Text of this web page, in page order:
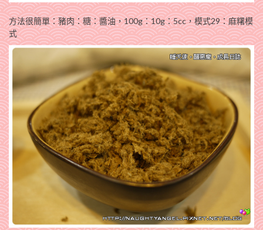
方法很簡單：豬肉：糖：醬油，100g：10g：5cc，模式29：麻糬模
式